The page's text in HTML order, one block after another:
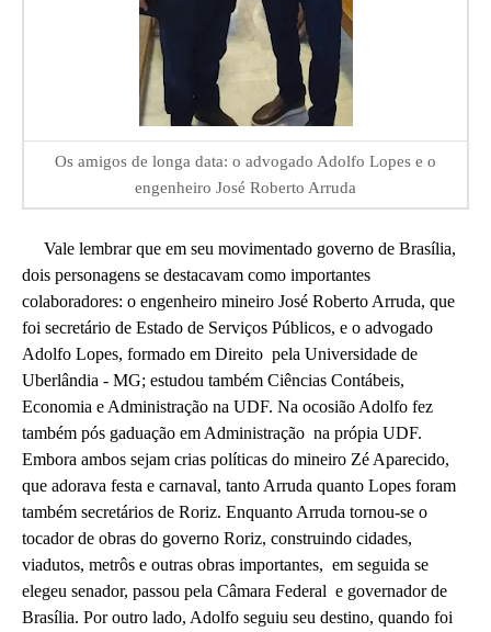
Os amigos de longa data: o advogado Adolfo Lopes e o
engenheiro José Roberto Arruda
Vale lembrar que em seu movimentado governo de Brasília,
dois personagens se destacavam como importantes
colaboradores: o engenheiro mineiro José Roberto Arruda, que
foi secretário de Estado de Serviços Públicos, e o advogado
Adolfo Lopes, formado em Direito pela Universidade de
Uberlândia - MG; estudou também Ciências Contábeis,
Economia e Administração na UDF. Na ocosião Adolfo fez
também pós gaduação em Administração na própia UDF.
Embora ambos sejam crias políticas do mineiro Zé Aparecido,
que adorava festa e carnaval, tanto Arruda quanto Lopes foram
também secretários de Roriz. Enquanto Arruda tornou-se o
tocador de obras do governo Roriz, construindo cidades,
viadutos, metrôs e outras obras importantes, em seguida se
elegeu senador, passou pela Câmara Federal e governador de
Brasília. Por outro lado, Adolfo seguiu seu destino, quando foi